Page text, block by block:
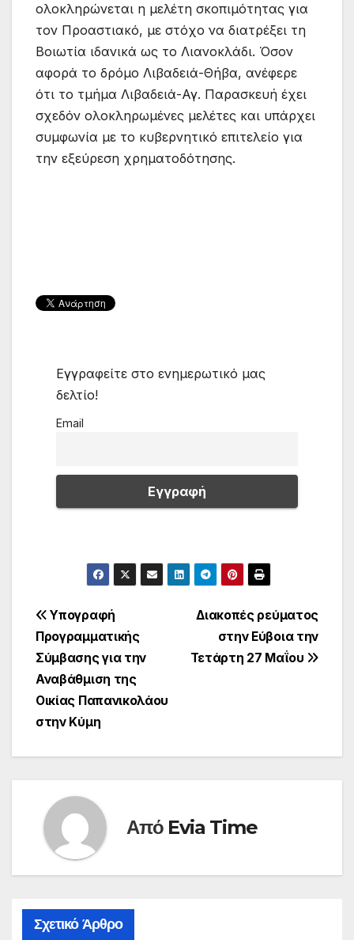
ολοκληρώνεται η μελέτη σκοπιμότητας για
τον Προαστιακό, με στόχο να διατρέξει τη
Βοιωτία ιδανικά ως το Λιανοκλάδι. Όσον
αφορά το δρόμο Λιβαδειά-Θήβα, ανέφερε
ότι το τμήμα Λιβαδειά-Αγ. Παρασκευή έχει
σχεδόν ολοκληρωμένες μελέτες και υπάρχει
συμφωνία με το κυβερνητικό επιτελείο για
την εξεύρεση χρηματοδότησης.
Εγγραφείτε στο ενημερωτικό μας
δελτίο!
Email
Πλοήγηση
άρθρων
Διακοπές ρεύματος
στην Εύβοια την
Τετάρτη 27 Μαΐου
Υπογραφή
Προγραμματικής
Σύμβασης για την
Αναβάθμιση της
Οικίας Παπανικολάου
στην Κύμη
Από Evia Time
Σχετικό Άρθρο